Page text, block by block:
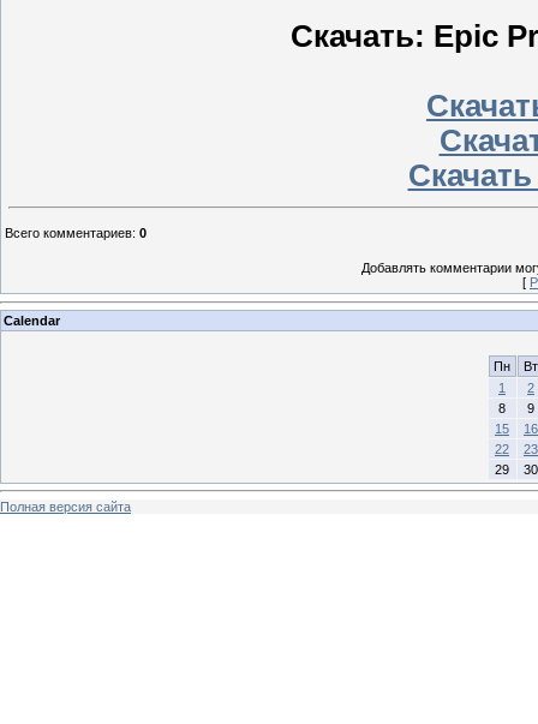
Скачать: Epic
Всего комментариев: 0
Добавлять комментарии
[
Calendar
Пн
Вт
1
2
8
9
15
16
22
23
29
30
Полная версия сайта